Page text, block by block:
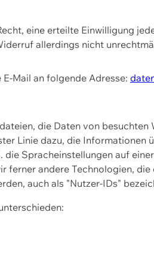
eine erteilte Einwilligung
allerdings nicht
Mail an folgende Adresse:
die Daten von
Linie dazu, die
Spracheinstellungen auf
andere Technologien,
auch als "Nutzer-IDs"